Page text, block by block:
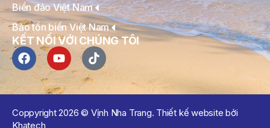
Biển đảo Việt Nam
Bảo tồn biển Việt Nam
KẾT NỐI VỚI CHÚNG TÔI
Coppyright 2026 © Vịnh Nha Trang. Thiết kế website bởi
Khatech